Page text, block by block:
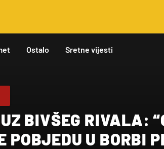
Ostalo Sretne vijesti
BIVŠEG RIVALA:
POBJEDU U BORBI